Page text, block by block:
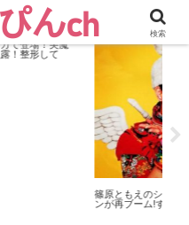
おすすめニュース
干されていた東風万智子(真中瞳)が
新昼ドラマの主演で復活！結婚は
検索